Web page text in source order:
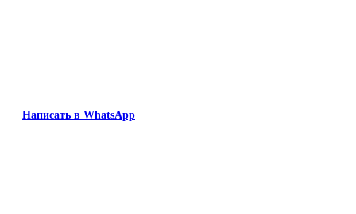
Написать в WhatsApp